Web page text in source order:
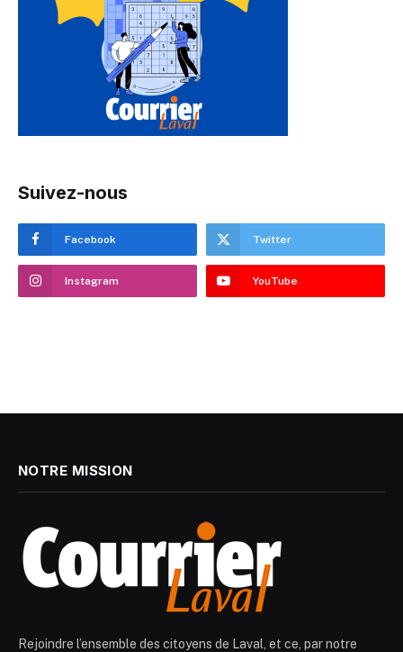
Suivez-nous
Facebook Twitter
Instagram YouTube
NOTRE MISSION
Rejoindre l’ensemble des citoyens de Laval, et ce, par notre